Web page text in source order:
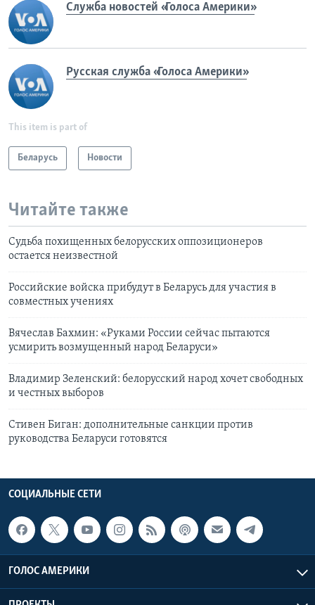
Служба новостей «Голоса Америки»
Русская служба «Голоса Америки»
This item is part of
Беларусь Новости
Читайте также
Судьба похищенных белорусских оппозиционеров
остается неизвестной
Российские войска прибудут в Беларусь для участия в
совместных учениях
Вячеслав Бахмин: «Руками России сейчас пытаются
усмирить возмущенный народ Беларуси»
Владимир Зеленский: белорусский народ хочет свободных
и честных выборов
Стивен Биган: дополнительные санкции против
руководства Беларуси готовятся
СОЦИАЛЬНЫЕ СЕТИ
ГОЛОС АМЕРИКИ